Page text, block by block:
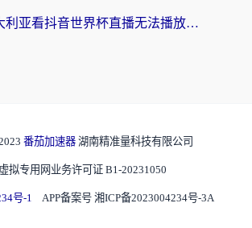
在澳大利亚看抖音世界杯直播无法播放？海外党体育观赛终极指南来了！
番茄加速器 湖南精准量科技有限公司
拟专用网业务许可证 B1-20231050
号-1 APP备案号 湘ICP备2023004234号-3A